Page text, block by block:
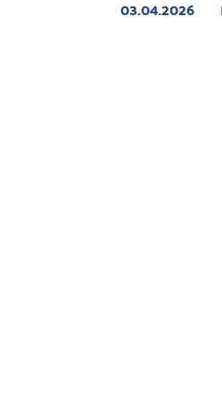
03.04.2026